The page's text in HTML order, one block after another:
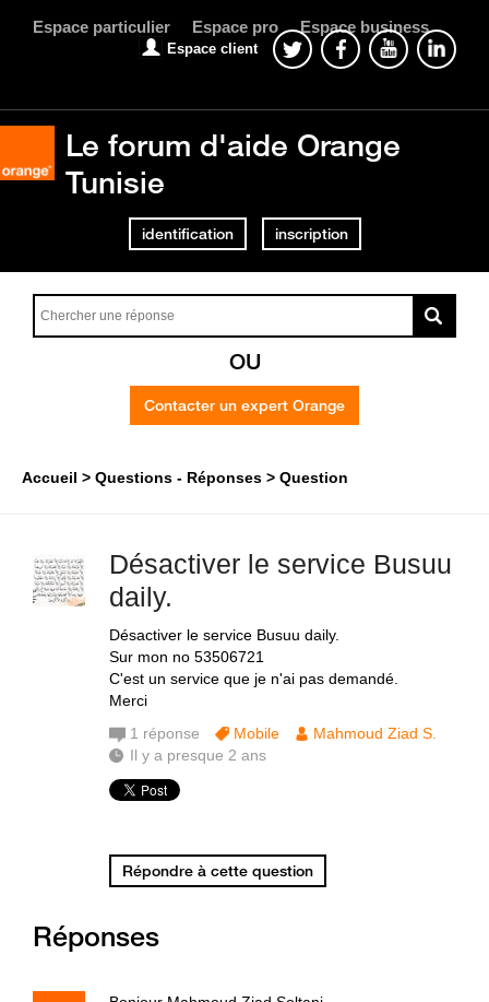
Espace particulier Espace pro Espace business
Espace client
Le forum d'aide Orange
Tunisie
identification inscription
OU
Contacter un expert Orange
Accueil Questions - Réponses Question
Désactiver le service Busuu
daily.
Désactiver le service Busuu daily.
Sur mon no 53506721
C'est un service que je n'ai pas demandé.
Merci
1 réponse Mobile
Mahmoud Ziad S.
Il y a presque 2 ans
Répondre à cette question
Réponses